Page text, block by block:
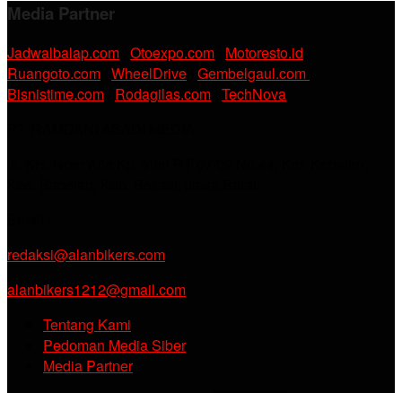
Media Partner
Jadwalbalap.com Otoexpo.com Motoresto.id
Ruangoto.com WheelDrive Gembelgaul.com
Bisnistime.com Rodagilas.com TechNova
redaksi@alanbikers.com
alanbikers1212@gmail.com
Tentang Kami
Pedoman Media Siber
Media Partner